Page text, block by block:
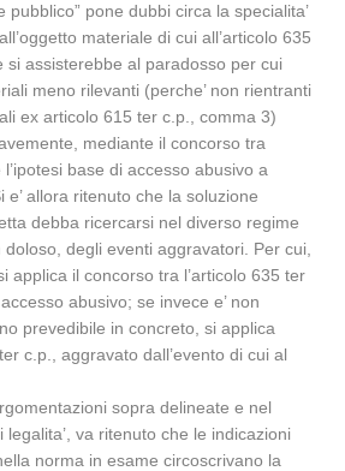
pone dubbi circa la specialita’
materiale di cui all’articolo 635
si assisterebbe al paradosso per cui
meno rilevanti (perche’ non rientranti
ex articolo 615 ter c.p., comma 3)
mediante il concorso tra
base di accesso abusivo a
e’ allora ritenuto che la soluzione
debba ricercarsi nel diverso regime
degli eventi aggravatori. Per cui,
applica il concorso tra l’articolo 635 ter
abusivo; se invece e’ non
prevedibile in concreto, si applica
c.p., aggravato dall’evento di cui al
sopra delineate e nel
va ritenuto che le indicazioni
norma in esame circoscrivano la